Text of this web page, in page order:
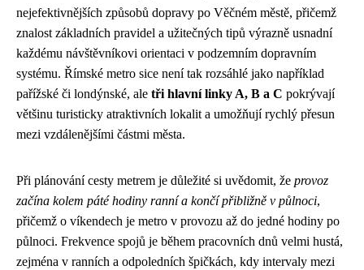
nejefektivnějších způsobů dopravy po Věčném městě, přičemž
znalost základních pravidel a užitečných tipů výrazně usnadní
každému návštěvníkovi orientaci v podzemním dopravním
systému. Římské metro sice není tak rozsáhlé jako například
pařížské či londýnské, ale tři hlavní linky A, B a C pokrývají
většinu turisticky atraktivních lokalit a umožňují rychlý přesun
mezi vzdálenějšími částmi města.
Při plánování cesty metrem je důležité si uvědomit, že provoz
začína kolem páté hodiny ranní a končí přibližně v půlnoci,
přičemž o víkendech je metro v provozu až do jedné hodiny po
půlnoci. Frekvence spojů je během pracovních dnů velmi hustá,
zejména v ranních a odpoledních špičkách, kdy intervaly mezi